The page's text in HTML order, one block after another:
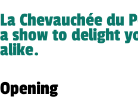
La Chevauchée du
a show to delight
alike.
Opening